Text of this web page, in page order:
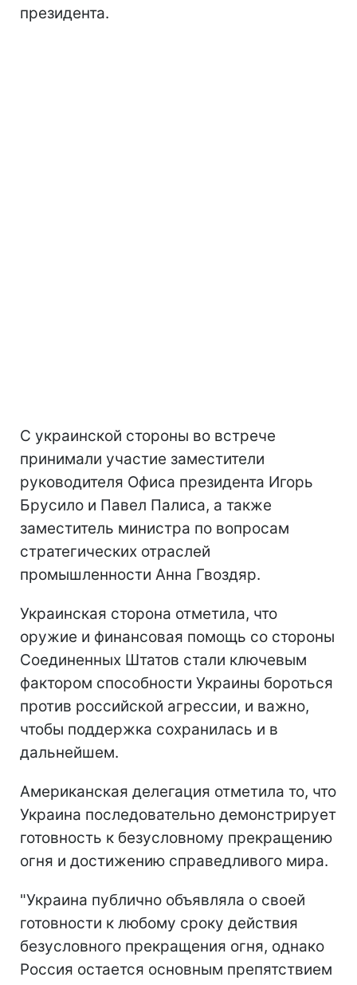
президента.
С украинской стороны во встрече
принимали участие заместители
руководителя Офиса президента Игорь
Брусило и Павел Палиса, а также
заместитель министра по вопросам
стратегических отраслей
промышленности Анна Гвоздяр.
Украинская сторона отметила, что
оружие и финансовая помощь со стороны
Соединенных Штатов стали ключевым
фактором способности Украины бороться
против российской агрессии, и важно,
чтобы поддержка сохранилась и в
дальнейшем.
Американская делегация отметила то, что
Украина последовательно демонстрирует
готовность к безусловному прекращению
огня и достижению справедливого мира.
"Украина публично объявляла о своей
готовности к любому сроку действия
безусловного прекращения огня, однако
Россия остается основным препятствием